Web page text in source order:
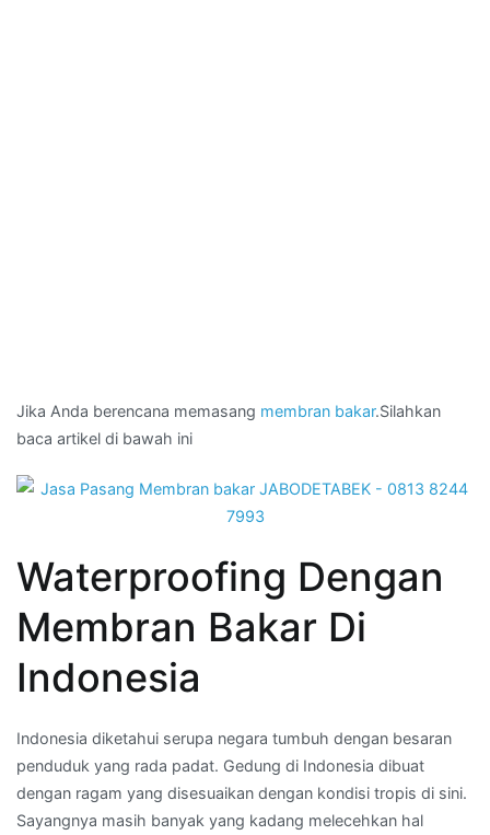
Jika Anda berencana memasang membran bakar.Silahkan
baca artikel di bawah ini
Waterproofing Dengan
Membran Bakar Di
Indonesia
Indonesia diketahui serupa negara tumbuh dengan besaran
penduduk yang rada padat. Gedung di Indonesia dibuat
dengan ragam yang disesuaikan dengan kondisi tropis di sini.
Sayangnya masih banyak yang kadang melecehkan hal